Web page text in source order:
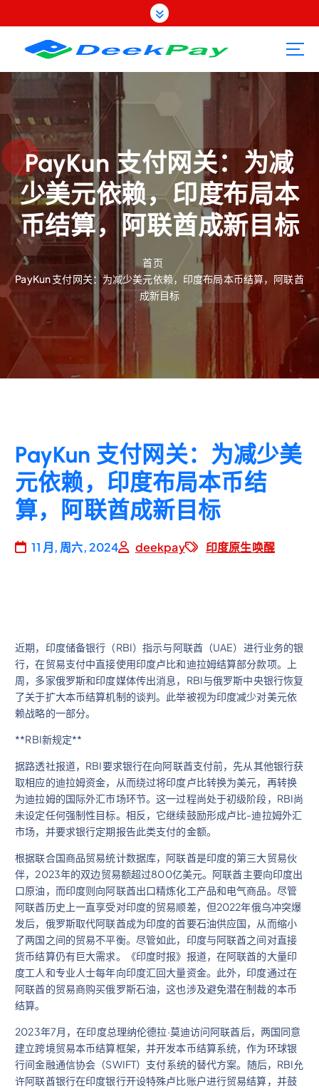
转
容
PayKun 支付网关：为减
少美元依赖，印度布局本
币结算，阿联酋成新目标
首页
PayKun 支付网关：为减少美元依赖，印度布局本币结算，阿联酋
成新目标
PayKun 支付网关：为减少美
元依赖，印度布局本币结
算，阿联酋成新目标
11 月, 周六, 2024 deekpay 印度原生唤醒
近期，印度储备银行（RBI）指示与阿联酋（UAE）进行业务的银
行，在贸易支付中直接使用印度卢比和迪拉姆结算部分款项。上
周，多家俄罗斯和印度媒体传出消息，RBI与俄罗斯中央银行恢复
了关于扩大本币结算机制的谈判。此举被视为印度减少对美元依
赖战略的一部分。
**RBI新规定**
据路透社报道，RBI要求银行在向阿联酋支付前，先从其他银行获
取相应的迪拉姆资金，从而绕过将印度卢比转换为美元，再转换
为迪拉姆的国际外汇市场环节。这一过程尚处于初级阶段，RBI尚
未设定任何强制性目标。相反，它继续鼓励形成卢比-迪拉姆外汇
市场，并要求银行定期报告此类支付的金额。
根据联合国商品贸易统计数据库，阿联酋是印度的第三大贸易伙
伴，2023年的双边贸易额超过800亿美元。阿联酋主要向印度出
口原油，而印度则向阿联酋出口精炼化工产品和电气商品。尽管
阿联酋历史上一直享受对印度的贸易顺差，但2022年俄乌冲突爆
发后，俄罗斯取代阿联酋成为印度的首要石油供应国，从而缩小
了两国之间的贸易不平衡。尽管如此，印度与阿联酋之间对直接
货币结算仍有巨大需求。《印度时报》报道，在阿联酋的大量印
度工人和专业人士每年向印度汇回大量资金。此外，印度通过在
阿联酋的贸易商购买俄罗斯石油，这也涉及避免潜在制裁的本币
结算。
2023年7月，在印度总理纳伦德拉·莫迪访问阿联酋后，两国同意
建立跨境贸易本币结算框架，并开发本币结算系统，作为环球银
行间金融通信协会（SWIFT）支付系统的替代方案。随后，RBI允
许阿联酋银行在印度银行开设特殊卢比账户进行贸易结算，并鼓